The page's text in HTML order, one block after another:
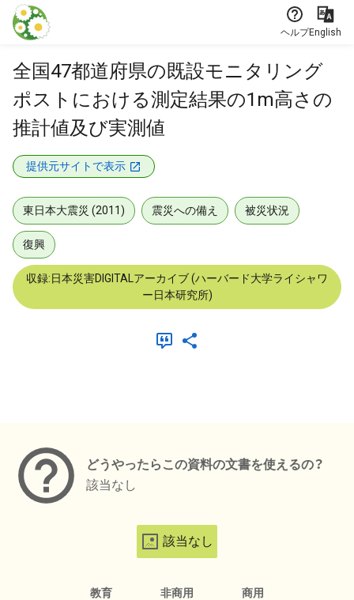
本文に飛ぶ
ヘルプEnglish
全国47都道府県の既設モニタリング
ポストにおける測定結果の1m高さの
推計値及び実測値
提供元サイトで表示
東日本大震災 (2011) 震災への備え 被災状況
復興
収録:日本災害DIGITALアーカイブ (ハーバード大学ライシャワ
ー日本研究所)
どうやったらこの資料の文書を使えるの？
該当なし
該当なし
教育 非商用 商用